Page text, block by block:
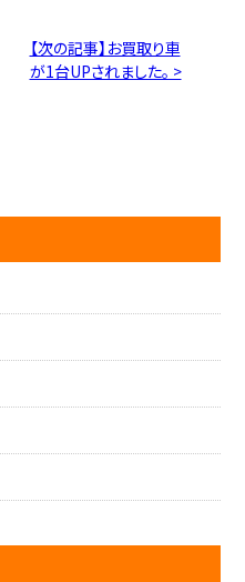
【次の記事】お買取り車
が1台UPされました。 >